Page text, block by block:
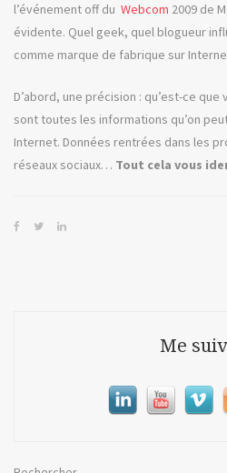
l’événement off du Webcom 2009 de
évidente. Quel geek, quel blogueur
comme marque de fabrique sur
D’abord, une précision : qu’est-ce
sont toutes les informations qu’on
Internet. Données rentrées dans les
réseaux sociaux… Tout cela vous
Me